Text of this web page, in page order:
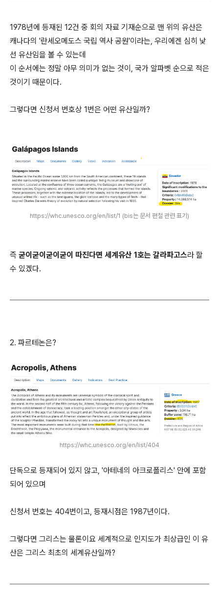
1978년에 등재된 12건 중 회의 자료 기재순으로 맨 위의 유산은
캐나다의 '란세오메도스 국립 역사 공원'이라는, 우리에겐 심히 낯
선 유산임을 볼 수 있는데
이 순서에는 정말 아무 의미가 없는 것이, 국가 알파벳 순으로 적은
것이기 때문이다.
그렇다면 신청서 번호상 1번은 어떤 유산일까?
https://whc.unesco.org/en/list/1 (bis는 문서 편철 관련 표기)
즉 굳이굳이굳이굳이 따진다면 세계유산 1호는 갈라파고스라 할
수 있겠다.
2. 파르테논은?
https://whc.unesco.org/en/list/404
단독으로 등재되어 있지 않고, '아테네의 아크로폴리스' 안에 포함
되어 있으며
신청서 번호는 404번이고, 등재시점은 1987년이다.
그렇다면 그리스는 물론이요 세계적으로 인지도가 최상급인 이 유
산은 그리스 최초의 세계유산일까?